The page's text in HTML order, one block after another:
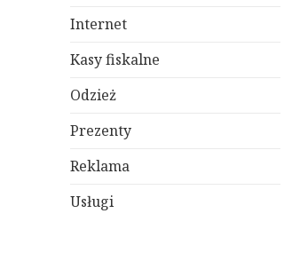
Internet
Kasy fiskalne
Odzież
Prezenty
Reklama
Usługi